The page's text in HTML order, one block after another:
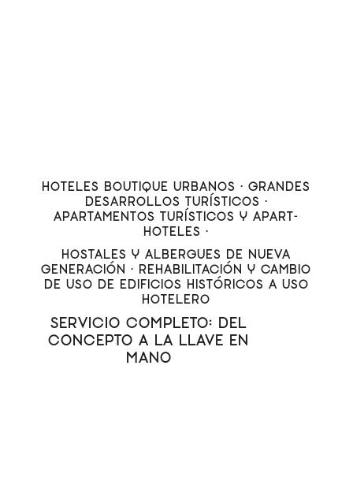
HOTELES BOUTIQUE URBANOS · GRANDES
DESARROLLOS TURÍSTICOS ·
APARTAMENTOS TURÍSTICOS Y APART-
HOTELES ·
HOSTALES Y ALBERGUES DE NUEVA
GENERACIÓN · REHABILITACIÓN Y CAMBIO
DE USO DE EDIFICIOS HISTÓRICOS A USO
HOTELERO
SERVICIO COMPLETO: DEL
CONCEPTO A LA LLAVE EN
MANO